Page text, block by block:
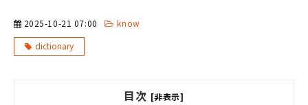
2025-10-21 07:00
know
dictionary
目次 [非表示]